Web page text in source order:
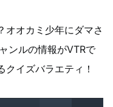
オオカミ少年にダマさ
ンルの情報がVTRで
クイズバラエティ！